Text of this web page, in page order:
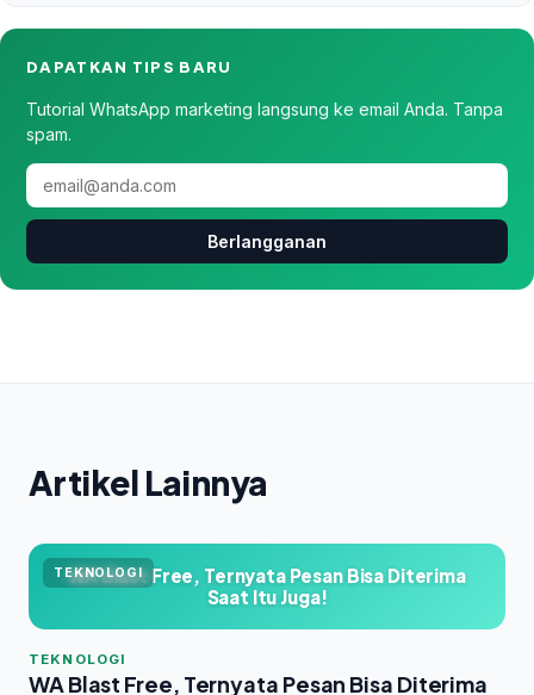
DAPATKAN TIPS BARU
Tutorial WhatsApp marketing langsung ke email Anda. Tanpa
spam.
Berlangganan
Artikel Lainnya
TEKNOLOGI
WA Blast Free, Ternyata Pesan Bisa Diterima
Saat Itu Juga!
TEKNOLOGI
WA Blast Free, Ternyata Pesan Bisa Diterima